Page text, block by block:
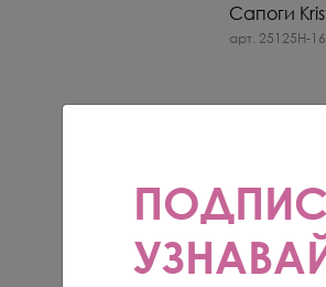
Сапоги
арт. 25125H-